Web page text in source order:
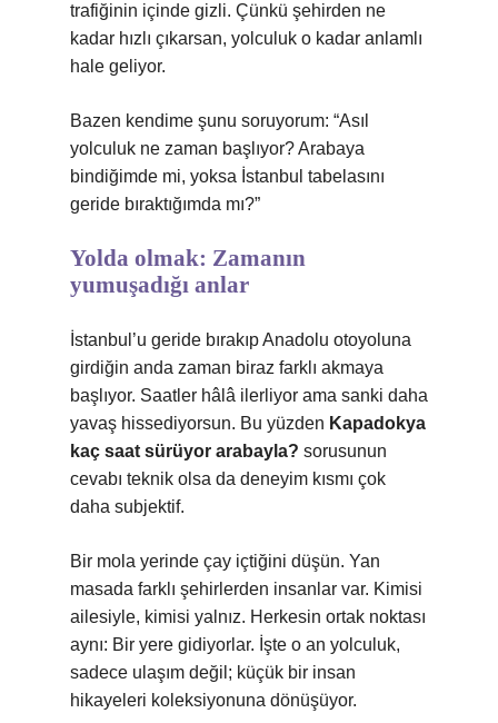
trafiğinin içinde gizli. Çünkü şehirden ne
kadar hızlı çıkarsan, yolculuk o kadar anlamlı
hale geliyor.
Bazen kendime şunu soruyorum: “Asıl
yolculuk ne zaman başlıyor? Arabaya
bindiğimde mi, yoksa İstanbul tabelasını
geride bıraktığımda mı?”
Yolda olmak: Zamanın
yumuşadığı anlar
İstanbul’u geride bırakıp Anadolu otoyoluna
girdiğin anda zaman biraz farklı akmaya
başlıyor. Saatler hâlâ ilerliyor ama sanki daha
yavaş hissediyorsun. Bu yüzden Kapadokya
kaç saat sürüyor arabayla? sorusunun
cevabı teknik olsa da deneyim kısmı çok
daha subjektif.
Bir mola yerinde çay içtiğini düşün. Yan
masada farklı şehirlerden insanlar var. Kimisi
ailesiyle, kimisi yalnız. Herkesin ortak noktası
aynı: Bir yere gidiyorlar. İşte o an yolculuk,
sadece ulaşım değil; küçük bir insan
hikayeleri koleksiyonuna dönüşüyor.